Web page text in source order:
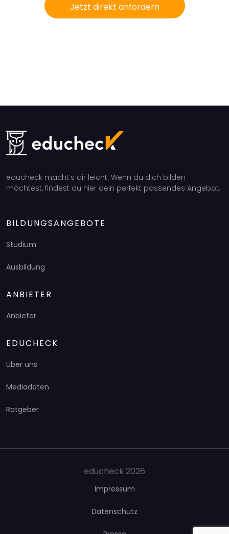
Jetzt direkt anfordern
educheck macht’s dir leicht: Wenn du dich bilden
möchtest, findest du hier dein perfekt passendes Angebot.
BILDUNGSANGEBOTE
Studium
Ausbildung
ANBIETER
Anbieter
EDUCHECK
Über uns
Mediadaten
Ratgeber
educheck 2026
Impressum
Datenschutz